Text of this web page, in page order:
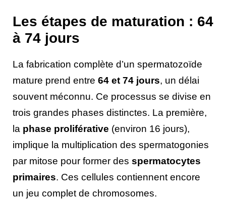
Les étapes de maturation : 64
à 74 jours
La fabrication complète d’un spermatozoïde
mature prend entre 64 et 74 jours, un délai
souvent méconnu. Ce processus se divise en
trois grandes phases distinctes. La première,
la phase proliférative (environ 16 jours),
implique la multiplication des spermatogonies
par mitose pour former des spermatocytes
primaires. Ces cellules contiennent encore
un jeu complet de chromosomes.